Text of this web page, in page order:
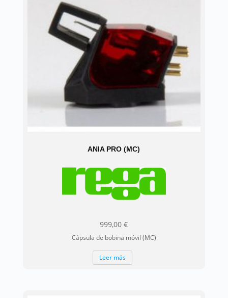
ANIA PRO (MC)
999,00€
Cápsula de bobina móvil (MC)
Leer más